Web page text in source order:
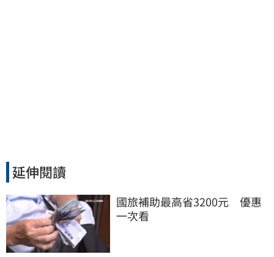
延伸閱讀
國旅補助最高省3200元　優惠
一次看